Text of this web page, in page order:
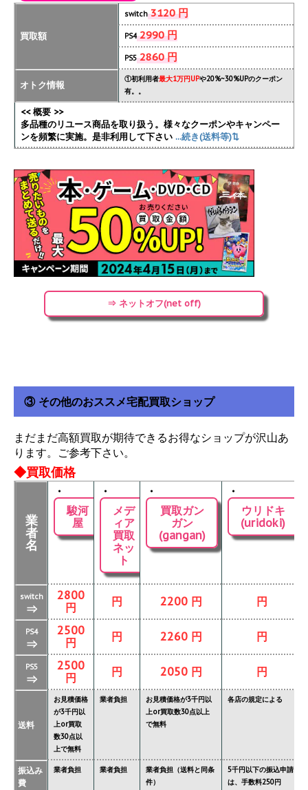
買取額
switch3120 円
PS42990 円
PS52860 円
オトク情報
①初利用者最大1万円UPや20%~30%UPのクーポン
有。。
<< 概要 >>
多品種のリユース商品を取り扱う。様々なクーポンやキャンペー
ンを頻繁に実施。是非利用して下さい ...続き(送料等)⇅
⇒ ネットオフ(net off)
③ その他のおススメ宅配買取ショップ
まだまだ高額買取が期待できるお得なショップが沢山あ
ります。ご参考下さい。
◆買取価格
業
者
名
・
駿河
屋
・
メデ
ィア
買取
ネッ
ト
・
買取ガン
ガン
(gangan)
・
ウリドキ
(uridoki)
switch
⇒
2800
円
円 2200 円 円
PS4
⇒
2500
円
円 2260 円 円
PS5
⇒
2500
円
円 2050 円 円
送料
お見積価格
が3千円以
上or買取
数30点以
上で無料
業者負担
お見積価格が3千円以
上or買取数30点以上
で無料
各店の規定による
振込み
費
業者負担 業者負担
業者負担（送料と同条
件）
5千円以下の振込申請
は、手数料250円